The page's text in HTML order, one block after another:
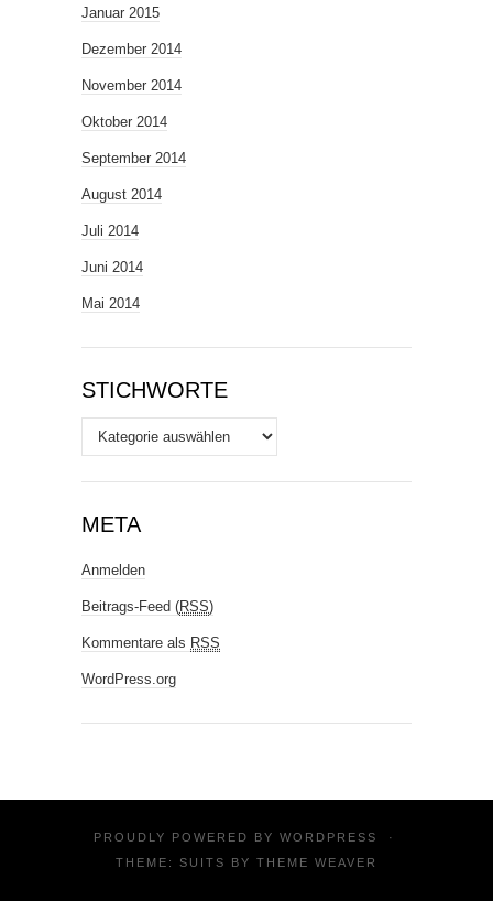
Januar 2015
Dezember 2014
November 2014
Oktober 2014
September 2014
August 2014
Juli 2014
Juni 2014
Mai 2014
STICHWORTE
Stichworte
META
Anmelden
Beitrags-Feed (RSS)
Kommentare als RSS
WordPress.org
PROUDLY POWERED BY WORDPRESS
·
THEME: SUITS BY THEME WEAVER